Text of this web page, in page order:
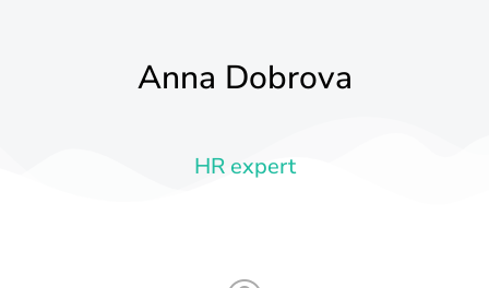
Anna Dobrova
HR expert